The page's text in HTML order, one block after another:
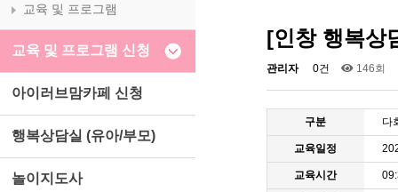
교육 및 프로그램
교육 및 프로그램 신청
아이러브맘카페 신청
행복상담실 (유아/부모)
놀이지도사
[인창 행복상
관리자 0건 146회
구분 다
교육일정
교육시간